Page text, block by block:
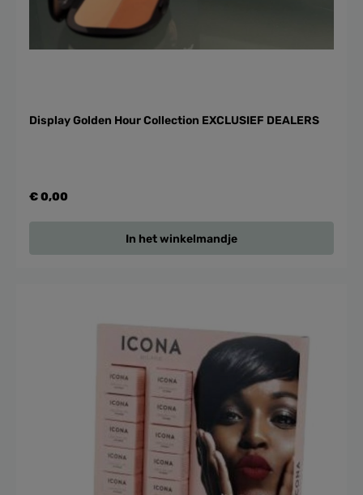
Display Golden Hour Collection EXCLUSIEF DEALERS
€ 0,00
In het winkelmandje